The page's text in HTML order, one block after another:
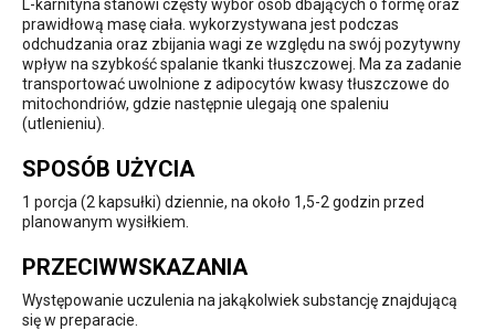
L-karnityna stanowi częsty wybór osób dbających o formę oraz
prawidłową masę ciała. wykorzystywana jest podczas
odchudzania oraz zbijania wagi ze względu na swój pozytywny
wpływ na szybkość spalanie tkanki tłuszczowej. Ma za zadanie
transportować uwolnione z adipocytów kwasy tłuszczowe do
mitochondriów, gdzie następnie ulegają one spaleniu
(utlenieniu).
SPOSÓB UŻYCIA
1 porcja (2 kapsułki) dziennie, na około 1,5-2 godzin przed
planowanym wysiłkiem.
PRZECIWWSKAZANIA
Występowanie uczulenia na jakąkolwiek substancję znajdującą
się w preparacie.